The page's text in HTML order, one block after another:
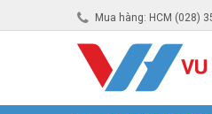
Mua hàng: HCM (028)